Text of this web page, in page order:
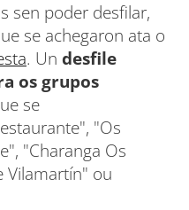
sen poder desfilar,
se achegaron ata o
. Un desfile
os grupos
se
"Os
"Charanga Os
Vilamartín" ou